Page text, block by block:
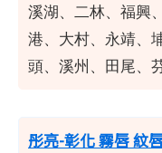
溪湖、二林、福興
港、大村、永靖、
頭、溪州、田尾、
彤亮-彰化 霧唇 紋